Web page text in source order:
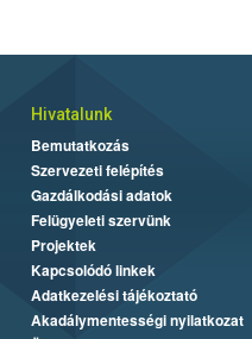
Hivatalunk
Bemutatkozás
Szervezeti felépítés
Gazdálkodási adatok
Felügyeleti szervünk
Projektek
Kapcsolódó linkek
Adatkezelési tájékoztató
Akadálymentességi nyilatkozat